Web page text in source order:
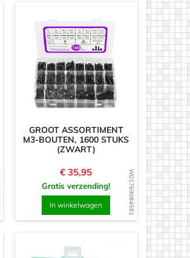
WD1769084581
GROOT ASSORTIMENT
M3-BOUTEN, 1600 STUKS
(ZWART)
Prijs
€ 35,95
Gratis verzending!
In winkelwagen